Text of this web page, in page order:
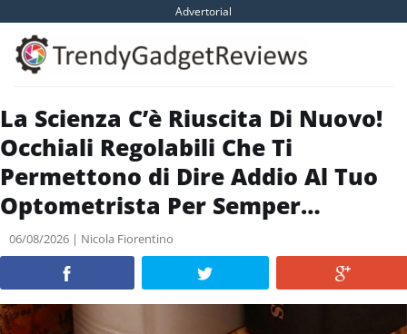
content
Advertorial
La Scienza C’è Riuscita Di Nuovo!
Occhiali Regolabili Che Ti
Permettono di Dire Addio Al Tuo
Optometrista Per Semper…
06/08/2026 | Nicola Fiorentino